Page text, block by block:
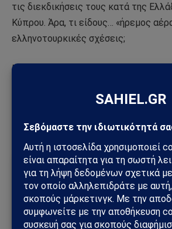
τις διεκδικήσεις τους κατά της
Κύπρου. Άρα, τι είδους… «ήρεμος
ελληνοτουρκικές σχέσεις;
Με πληροφορίες από
Sahiel.gr στο
Ακολούθησε το Sahiel στο
Πρόσθεσε το Sahiel ως προτιμώμενη
πρώτος τις σημαντικότερες ειδήσεις
Add as a preferred